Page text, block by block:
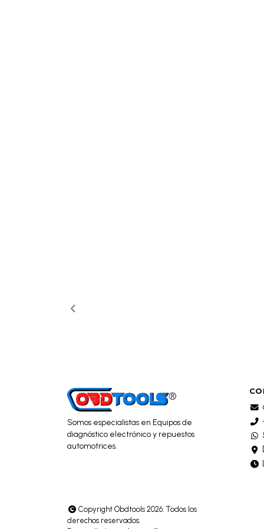
Somos especialistas en Equipos de
diagnóstico electrónico y repuestos
automotrices.
Copyright Obdtools 2026. Todos los
derechos reservados.